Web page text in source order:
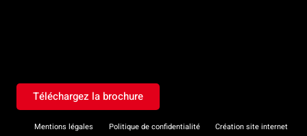
Téléchargez la brochure
Mentions légales Politique de confidentialité Création site internet